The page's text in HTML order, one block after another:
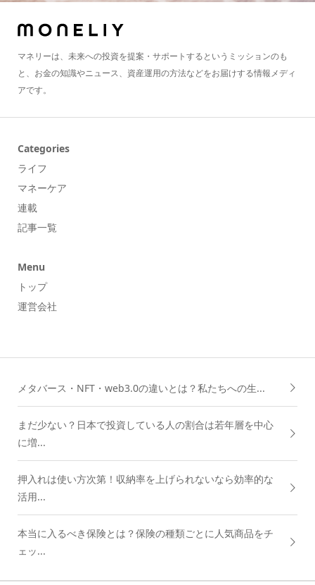
マネリーは、未来への投資を提案・サポートするというミッションのも
と、お金の知識やニュース、資産運用の方法などをお届けする情報メディ
アです。
Categories
ライフ
マネーケア
連載
記事一覧
Menu
トップ
運営会社
メタバース・NFT・web3.0の違いとは？私たちへの生...
まだ少ない？日本で投資している人の割合は若年層を中心
に増...
押入れは使い方次第！収納率を上げられないなら効率的な
活用...
本当に入るべき保険とは？保険の種類ごとに人気商品をチ
ェッ...